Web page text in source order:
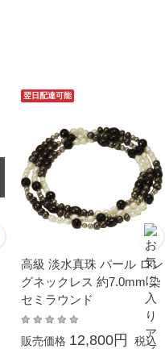
翌日配達可能
高級 淡水真珠 パール ロン
グネックレス 約7.0mm 染
セミラウンド
販売価格 12,800円 税込